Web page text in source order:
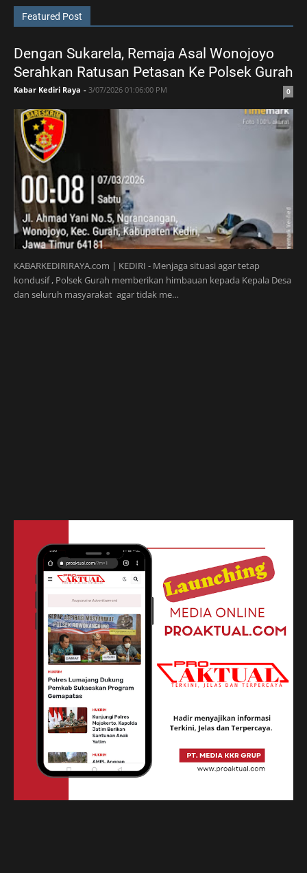
Featured Post
Dengan Sukarela, Remaja Asal Wonojoyo
Serahkan Ratusan Petasan Ke Polsek Gurah
Kabar Kediri Raya - 3/07/2026 01:06:00 PM 0
KABARKEDIRIRAYA.com | KEDIRI - Menjaga situasi agar tetap
kondusif , Polsek Gurah memberikan himbauan kepada Kepala Desa
dan seluruh masyarakat agar tidak me…